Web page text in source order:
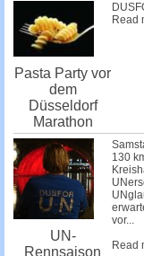
Pasta Party vor
dem
Düsseldorf
Marathon
Read
UN-
Rennsaison
130
vor...
Read